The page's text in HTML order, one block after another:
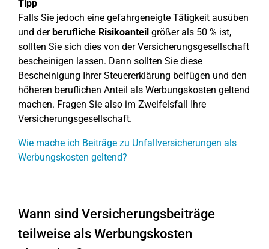
Tipp
Falls Sie jedoch eine gefahrgeneigte Tätigkeit ausüben
und derberufliche Risikoanteil größer als 50 % ist,
sollten Sie sich dies von der Versicherungsgesellschaft
bescheinigen lassen. Dann sollten Sie diese
Bescheinigung Ihrer Steuererklärung beifügen und den
höheren beruflichen Anteil als Werbungskosten geltend
machen. Fragen Sie also im Zweifelsfall Ihre
Versicherungsgesellschaft.
Wie mache ich Beiträge zu Unfallversicherungen als
Werbungskosten geltend?
Wann sind Versicherungsbeiträge
teilweise als Werbungskosten